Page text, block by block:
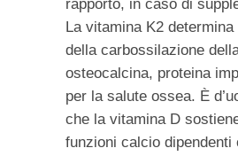
rapporto, in caso di
La vitamina K2 determina
della carbossilazione
osteocalcina, proteina
per la salute ossea. È
che la vitamina D
funzioni calcio dipendenti